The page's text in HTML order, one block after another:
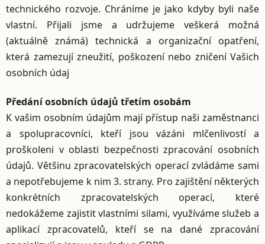
technického rozvoje. Chráníme je jako kdyby byli naše
vlastní. Přijali jsme a udržujeme veškerá možná
(aktuálně známá) technická a organizační opatření,
která zamezují zneužití, poškození nebo zničení Vašich
osobních údaj
Předání osobních údajů třetím osobám
K vašim osobním údajům mají přístup naši zaměstnanci
a spolupracovníci, kteří jsou vázáni mlčenlivostí a
proškoleni v oblasti bezpečnosti zpracování osobních
údajů. Většinu zpracovatelských operací zvládáme sami
a nepotřebujeme k nim 3. strany. Pro zajištění některých
konkrétních zpracovatelských operací, které
nedokážeme zajistit vlastními silami, využíváme služeb a
aplikací zpracovatelů, kteří se na dané zpracování